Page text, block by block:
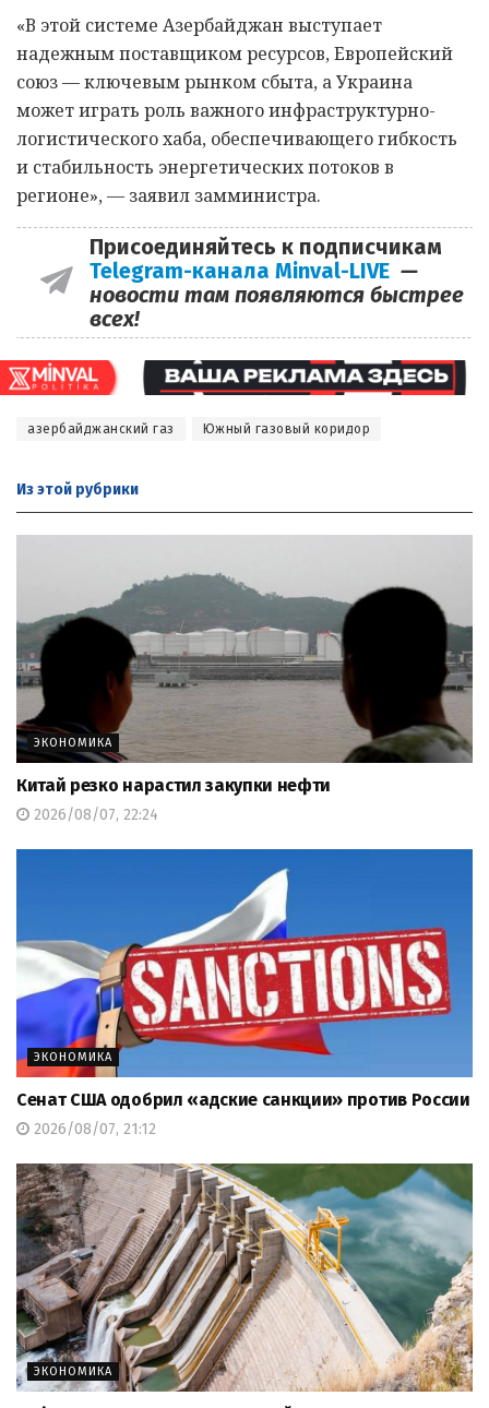
«В этой системе Азербайджан выступает
надежным поставщиком ресурсов, Европейский
союз — ключевым рынком сбыта, а Украина
может играть роль важного инфраструктурно-
логистического хаба, обеспечивающего гибкость
и стабильность энергетических потоков в
регионе», — заявил замминистра.
Присоединяйтесь к подписчикам
Telegram-канала Minval-LIVE —
новости там появляются быстрее
всех!
азербайджанский газ Южный газовый коридор
Из этой рубрики
ЭКОНОМИКА
Китай резко нарастил закупки нефти
2026/08/07, 22:24
ЭКОНОМИКА
Сенат США одобрил «адские санкции» против России
2026/08/07, 21:12
ЭКОНОМИКА